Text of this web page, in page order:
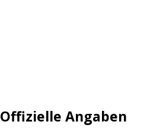
Offizielle Angaben